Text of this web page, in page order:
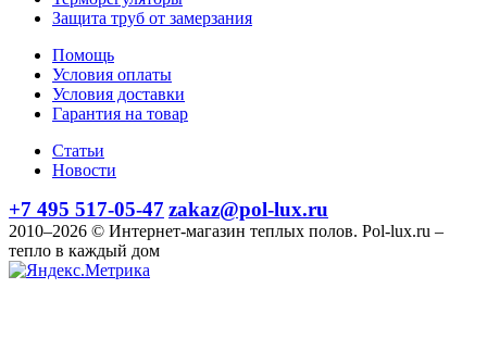
Защита труб от замерзания
Помощь
Условия оплаты
Условия доставки
Гарантия на товар
Статьи
Новости
+7 495 517-05-47 zakaz@pol-lux.ru
2010–2026 © Интернет-магазин теплых полов. Pol-lux.ru –
тепло в каждый дом